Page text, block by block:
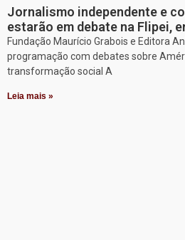
Jornalismo independente e
estarão em debate na Flipei,
Fundação Maurício Grabois e Editora
programação com debates sobre
transformação social A
Leia mais »